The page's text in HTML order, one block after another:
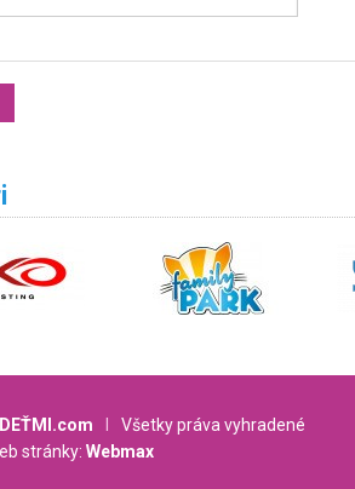
Všetky práva vyhradené
stránky: Webmax